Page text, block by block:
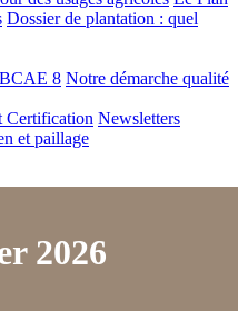
Dossier de plantation : quel
8 Notre démarche qualité
Certification Newsletters
et paillage
2026